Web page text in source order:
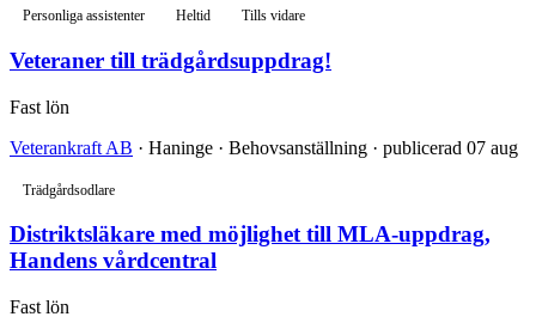
Personliga assistenter Heltid Tills vidare
Veteraner till trädgårdsuppdrag!
Fast lön
Veterankraft AB · Haninge · Behovsanställning · publicerad 07 aug
Trädgårdsodlare
Distriktsläkare med möjlighet till MLA-uppdrag,
Handens vårdcentral
Fast lön